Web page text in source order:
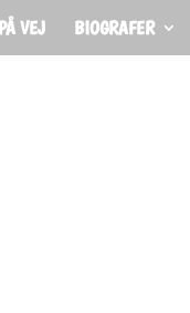
VEJ BIOGRAFER